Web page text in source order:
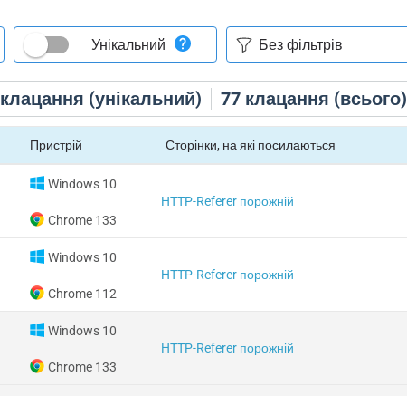
клацання (унікальний) 77 клацання (всього)
Унікальний
Пристрій Сторінки, на які посилаються
Windows 10
Chrome 133
HTTP-Referer порожній
Windows 10
Chrome 112
HTTP-Referer порожній
Windows 10
Chrome 133
HTTP-Referer порожній